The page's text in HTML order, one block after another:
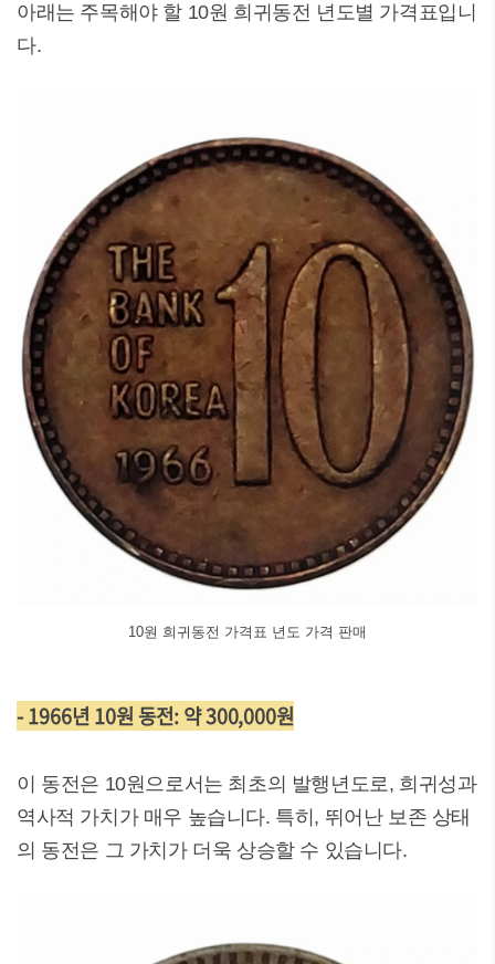
아래는 주목해야 할 10원 희귀동전 년도별 가격표입니
다.
10원 희귀동전 가격표 년도 가격 판매
- 1966년 10원 동전: 약 300,000원
이 동전은 10원으로서는 최초의 발행년도로, 희귀성과
역사적 가치가 매우 높습니다. 특히, 뛰어난 보존 상태
의 동전은 그 가치가 더욱 상승할 수 있습니다.